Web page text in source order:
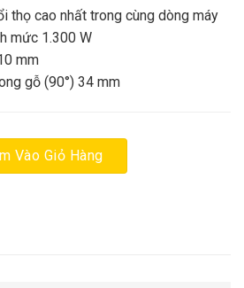
thọ cao nhất trong cùng dòng máy
mức 1.300 W
mm
gỗ (90°) 34 mm
GDM 13-34 số lượng
Vào Giỏ Hàng